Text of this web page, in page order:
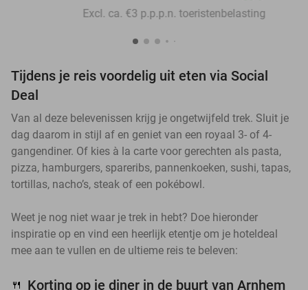
Excl. ca. €3 p.p.p.n. toeristenbelasting
Tijdens je reis voordelig uit eten via Social
Deal
Van al deze belevenissen krijg je ongetwijfeld trek. Sluit je
dag daarom in stijl af en geniet van een royaal 3- of 4-
gangendiner. Of kies à la carte voor gerechten als pasta,
pizza, hamburgers, spareribs, pannenkoeken, sushi, tapas,
tortillas, nacho’s, steak of een pokébowl.
Weet je nog niet waar je trek in hebt? Doe hieronder
inspiratie op en vind een heerlijk etentje om je hoteldeal
mee aan te vullen en de ultieme reis te beleven:
🍴 Korting op je diner in de buurt van Arnhem